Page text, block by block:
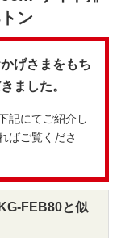
ン
げさまをもち
ました。
記にてご紹介し
ばご覧くださ
FEB80と似